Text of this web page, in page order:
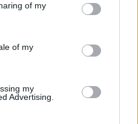
of my
of my
my
Advertising.
μία σύνταξη να του
για μετανάστης είχε
είχε δικαστικό
εργαζόμενος